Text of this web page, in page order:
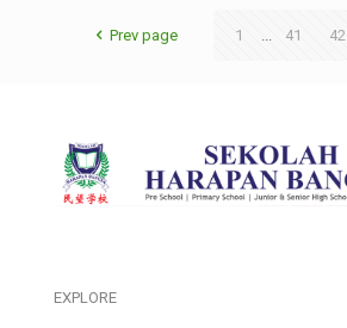
Prev page 1 ... 41 42
EXPLORE